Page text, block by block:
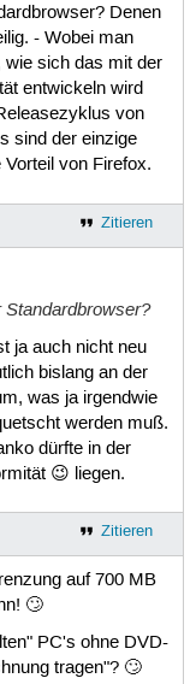
Denen
- Wobei man
wie sich das mit der
entwickeln wird
von
sind der einzige
von Firefox.
Zitieren
ja auch nicht neu
bislang an der
was ja irgendwie
werden muß.
dürfte in der
😉 liegen.
Zitieren
auf 700 MB
🙄
PC's ohne DVD-
tragen"? 🙄